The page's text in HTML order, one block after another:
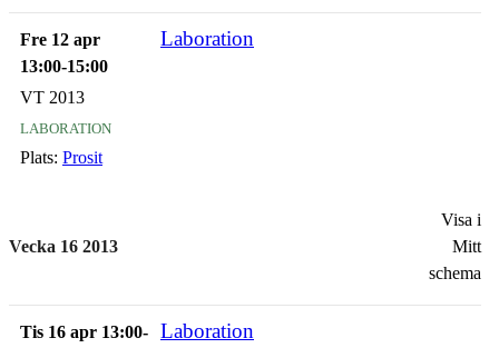
Fre 12 apr
13:00-15:00
Laboration
VT 2013
laboration
Plats: Prosit
Vecka 16 2013
Visa i
Mitt
schema
Tis 16 apr 13:00-
Laboration